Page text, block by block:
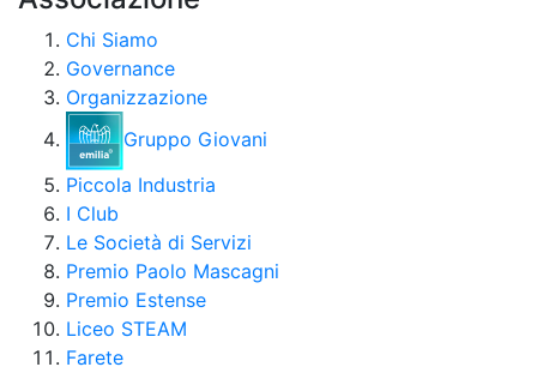
Chi Siamo
Governance
Organizzazione
Gruppo Giovani
Piccola Industria
I Club
Le Società di Servizi
Premio Paolo Mascagni
Premio Estense
Liceo STEAM
Farete